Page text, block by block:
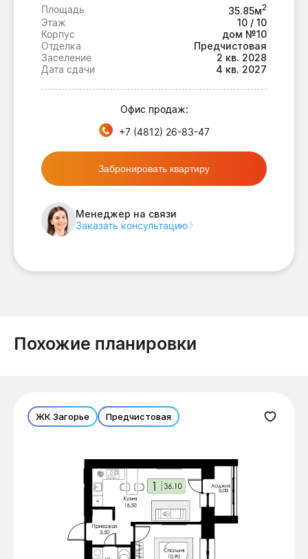
Площадь 35.85м2
Этаж
10 / 10
Корпус
дом №10
Отделка
Предчистовая
Заселение
2 кв. 2028
Дата сдачи
4 кв. 2027
Офис продаж:
+7 (4812) 26-83-47
Забронировать квартиру
Менеджер на связи
Заказать консультацию
Похожие планировки
ЖК Загорье Предчистовая